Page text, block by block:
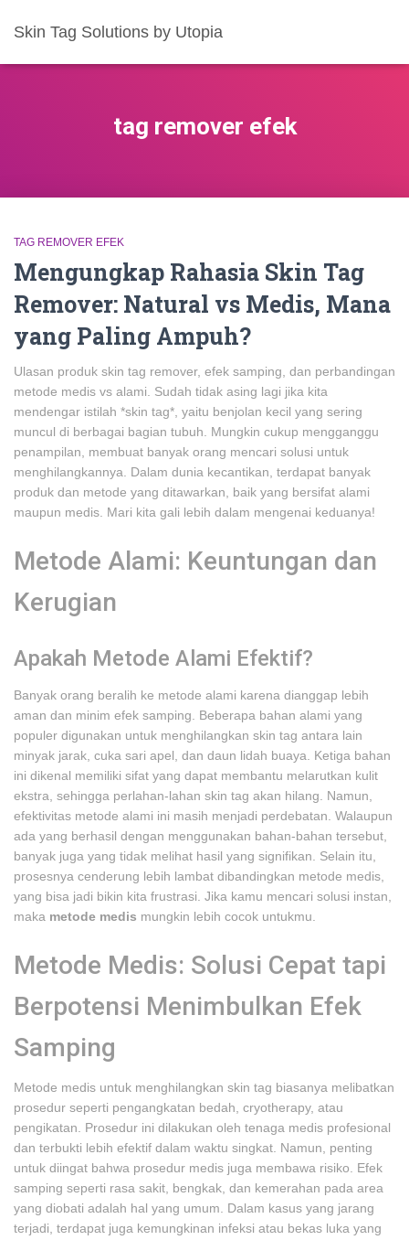
Skin Tag Solutions by Utopia
tag remover efek
TAG REMOVER EFEK
Mengungkap Rahasia Skin Tag
Remover: Natural vs Medis, Mana
yang Paling Ampuh?
Ulasan produk skin tag remover, efek samping, dan perbandingan
metode medis vs alami. Sudah tidak asing lagi jika kita
mendengar istilah *skin tag*, yaitu benjolan kecil yang sering
muncul di berbagai bagian tubuh. Mungkin cukup mengganggu
penampilan, membuat banyak orang mencari solusi untuk
menghilangkannya. Dalam dunia kecantikan, terdapat banyak
produk dan metode yang ditawarkan, baik yang bersifat alami
maupun medis. Mari kita gali lebih dalam mengenai keduanya!
Metode Alami: Keuntungan dan
Kerugian
Apakah Metode Alami Efektif?
Banyak orang beralih ke metode alami karena dianggap lebih
aman dan minim efek samping. Beberapa bahan alami yang
populer digunakan untuk menghilangkan skin tag antara lain
minyak jarak, cuka sari apel, dan daun lidah buaya. Ketiga bahan
ini dikenal memiliki sifat yang dapat membantu melarutkan kulit
ekstra, sehingga perlahan-lahan skin tag akan hilang. Namun,
efektivitas metode alami ini masih menjadi perdebatan. Walaupun
ada yang berhasil dengan menggunakan bahan-bahan tersebut,
banyak juga yang tidak melihat hasil yang signifikan. Selain itu,
prosesnya cenderung lebih lambat dibandingkan metode medis,
yang bisa jadi bikin kita frustrasi. Jika kamu mencari solusi instan,
maka metode medis mungkin lebih cocok untukmu.
Metode Medis: Solusi Cepat tapi
Berpotensi Menimbulkan Efek
Samping
Metode medis untuk menghilangkan skin tag biasanya melibatkan
prosedur seperti pengangkatan bedah, cryotherapy, atau
pengikatan. Prosedur ini dilakukan oleh tenaga medis profesional
dan terbukti lebih efektif dalam waktu singkat. Namun, penting
untuk diingat bahwa prosedur medis juga membawa risiko. Efek
samping seperti rasa sakit, bengkak, dan kemerahan pada area
yang diobati adalah hal yang umum. Dalam kasus yang jarang
terjadi, terdapat juga kemungkinan infeksi atau bekas luka yang